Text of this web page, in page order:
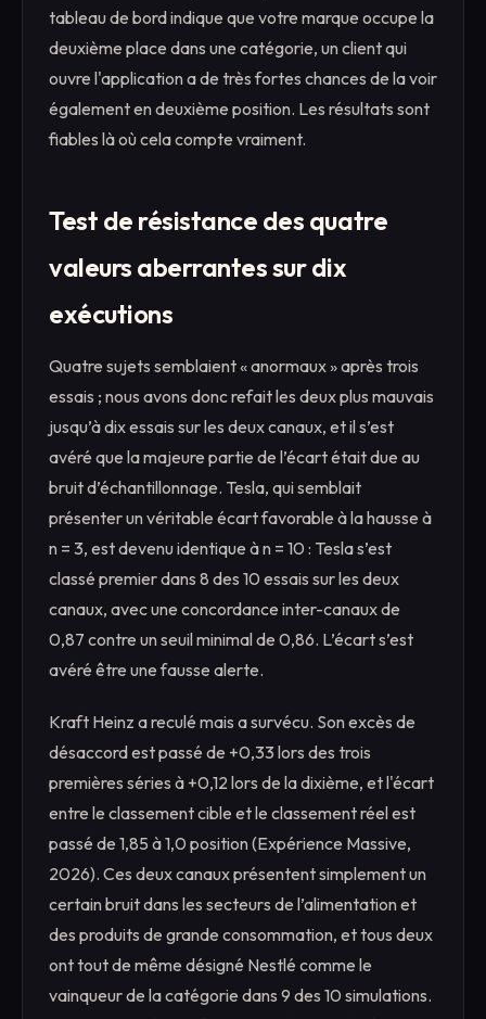
tableau de bord indique que votre marque occupe la
deuxième place dans une catégorie, un client qui
ouvre l'application a de très fortes chances de la voir
également en deuxième position. Les résultats sont
fiables là où cela compte vraiment.
Test de résistance des quatre
valeurs aberrantes sur dix
exécutions
Quatre sujets semblaient « anormaux » après trois
essais ; nous avons donc refait les deux plus mauvais
jusqu’à dix essais sur les deux canaux, et il s’est
avéré que la majeure partie de l’écart était due au
bruit d’échantillonnage. Tesla, qui semblait
présenter un véritable écart favorable à la hausse à
n = 3, est devenu identique à n = 10 : Tesla s’est
classé premier dans 8 des 10 essais sur les deux
canaux, avec une concordance inter-canaux de
0,87 contre un seuil minimal de 0,86. L’écart s’est
avéré être une fausse alerte.
Kraft Heinz a reculé mais a survécu. Son excès de
désaccord est passé de +0,33 lors des trois
premières séries à +0,12 lors de la dixième, et l'écart
entre le classement cible et le classement réel est
passé de 1,85 à 1,0 position (Expérience Massive,
2026). Ces deux canaux présentent simplement un
certain bruit dans les secteurs de l’alimentation et
des produits de grande consommation, et tous deux
ont tout de même désigné Nestlé comme le
vainqueur de la catégorie dans 9 des 10 simulations.